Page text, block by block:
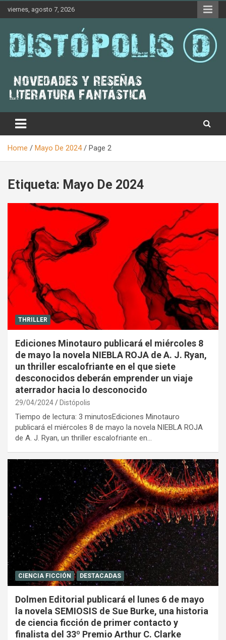
viernes, agosto 7, 2026
Distópolis
Home Mayo De 2024 Page 2
Etiqueta: Mayo De 2024
THRILLER
Ediciones Minotauro publicará el miércoles 8
de mayo la novela NIEBLA ROJA de A. J. Ryan,
un thriller escalofriante en el que siete
desconocidos deberán emprender un viaje
aterrador hacia lo desconocido
29/04/2024 Distópolis
Tiempo de lectura: 3 minutosEdiciones Minotauro
publicará el miércoles 8 de mayo la novela NIEBLA ROJA
de A. J. Ryan, un thriller escalofriante en…
CIENCIA FICCIÓN DESTACADAS
Dolmen Editorial publicará el lunes 6 de mayo
la novela SEMIOSIS de Sue Burke, una historia
de ciencia ficción de primer contacto y
finalista del 33º Premio Arthur C. Clarke